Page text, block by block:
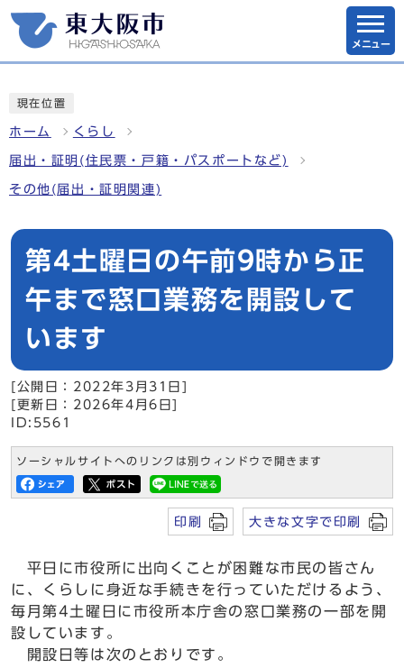
メニュー
現在位置
ホーム くらし
届出・証明(住民票・戸籍・パスポートなど)
その他(届出・証明関連)
第4土曜日の午前9時から正
午まで窓口業務を開設して
います
[公開日：2022年3月31日]
[更新日：2026年4月6日]
ID:5561
ソーシャルサイトへのリンクは別ウィンドウで開きます
印刷 大きな文字で印刷
平日に市役所に出向くことが困難な市民の皆さん
に、くらしに身近な手続きを行っていただけるよう、
毎月第4土曜日に市役所本庁舎の窓口業務の一部を開
設しています。
開設日等は次のとおりです。